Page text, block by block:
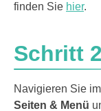
finden Sie hier.
Schritt 2
Navigieren Sie
Seiten & Menü